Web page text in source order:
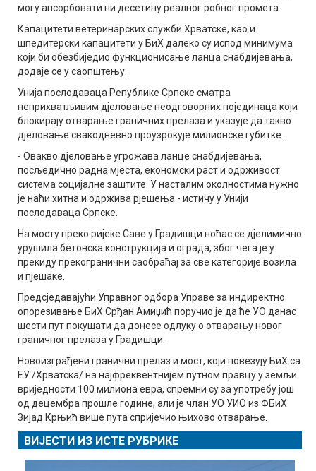
могу апсорбовати ни десетину реалног робног промета.
Капацитети ветеринарских служби Хрватске, као и
шпедитерски капацитети у БиХ далеко су испод минимума
који би обезбиједио функционисање ланца снабдијевања,
додаје се у саопштењу.
Унија послодаваца Републике Српске сматра
неприхватљивим дјеловање неодговорних појединаца који
блокирају отварање граничних прелаза и указује да такво
дјеловање свакодневно проузрокује милионске губитке.
- Овакво дјеловање угрожава ланце снабдијевања,
посљедично радна мјеста, економски раст и одрживост
система социјалне заштите. У насталим околностима нужно
је наћи хитна и одржива рјешења - истичу у Унији
послодаваца Српске.
На мосту преко ријеке Саве у Градишци ноћас се дјелимично
урушила бетонска конструкција и ограда, због чега је у
прекиду прекогранични саобраћај за све категорије возила
и пјешаке.
Предсједавајући Управног одбора Управе за индиректно
опорезивање БиХ Срђан Амиџић поручио је да ће УО данас
шести пут покушати да донесе одлуку о отварању новог
граничног прелаза у Градишци.
Новоизграђени гранични прелаз и мост, који повезују БиХ са
ЕУ /Хрватска/ на најфреквентнијем путном правцу у земљи
вриједности 100 милиона евра, спремни су за употребу још
од децембра прошле године, али је члан УО УИО из ФБиХ
Зијад Крњић више пута спријечио њихово отварање.
ВИЈЕСТИ ИЗ ИСТЕ РУБРИКЕ